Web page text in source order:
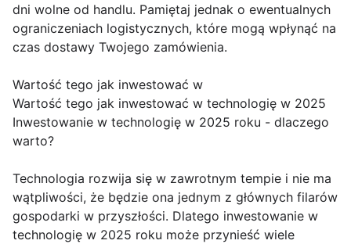
dni wolne od handlu. Pamiętaj jednak o ewentualnych
ograniczeniach logistycznych, które mogą wpłynąć na
czas dostawy Twojego zamówienia.
Wartość tego jak inwestować w
Wartość tego jak inwestować w technologię w 2025
Inwestowanie w technologię w 2025 roku - dlaczego
warto?
Technologia rozwija się w zawrotnym tempie i nie ma
wątpliwości, że będzie ona jednym z głównych filarów
gospodarki w przyszłości. Dlatego inwestowanie w
technologię w 2025 roku może przynieść wiele